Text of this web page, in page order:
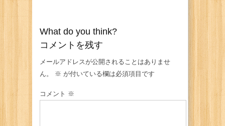
What do you think?
コメントを残す
メールアドレスが公開されることはありませ
ん。
※ が付いている欄は必須項目です
コメント ※